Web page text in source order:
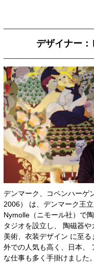
デザイナー
デンマーク、コペンハーゲ
2006） は、デンマーク王
Nymolle（ニモール社）で
タジオを設立し、 陶磁器
美術、衣装デザイン に至
外での人気も高く、日本、
な仕事も多く手掛けました。